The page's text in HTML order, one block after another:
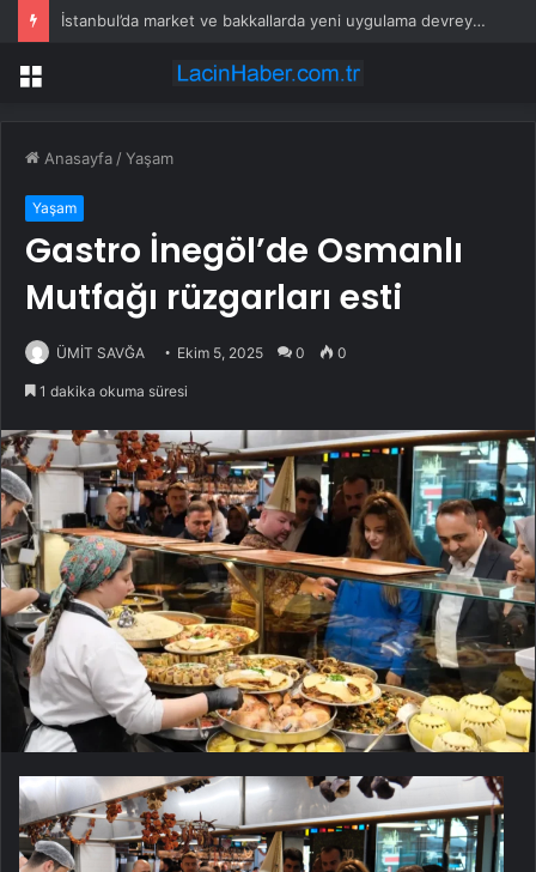
İstanbul’da market ve bakkallarda yeni uygulama devreye girdi
Menü
Anasayfa /Yaşam
Yaşam
Gastro İnegöl’de Osmanlı
Mutfağı rüzgarları esti
ÜMİT SAVĞA Ekim 5, 2025 0 0
1 dakika okuma süresi